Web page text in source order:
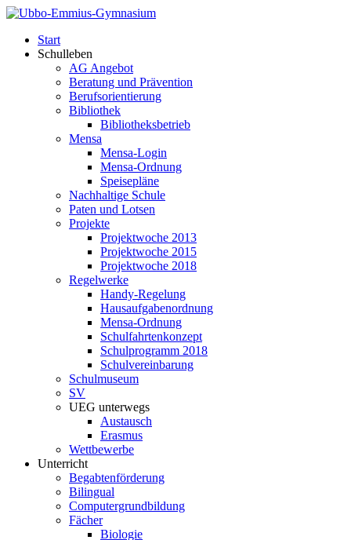
Start
Schulleben
AG Angebot
Beratung und Prävention
Berufsorientierung
Bibliothek
Bibliotheksbetrieb
Mensa
Mensa-Login
Mensa-Ordnung
Speisepläne
Nachhaltige Schule
Paten und Lotsen
Projekte
Projektwoche 2013
Projektwoche 2015
Projektwoche 2018
Regelwerke
Handy-Regelung
Hausaufgabenordnung
Mensa-Ordnung
Schulfahrtenkonzept
Schulprogramm 2018
Schulvereinbarung
Schulmuseum
SV
UEG unterwegs
Austausch
Erasmus
Wettbewerbe
Unterricht
Begabtenförderung
Bilingual
Computergrundbildung
Fächer
Biologie